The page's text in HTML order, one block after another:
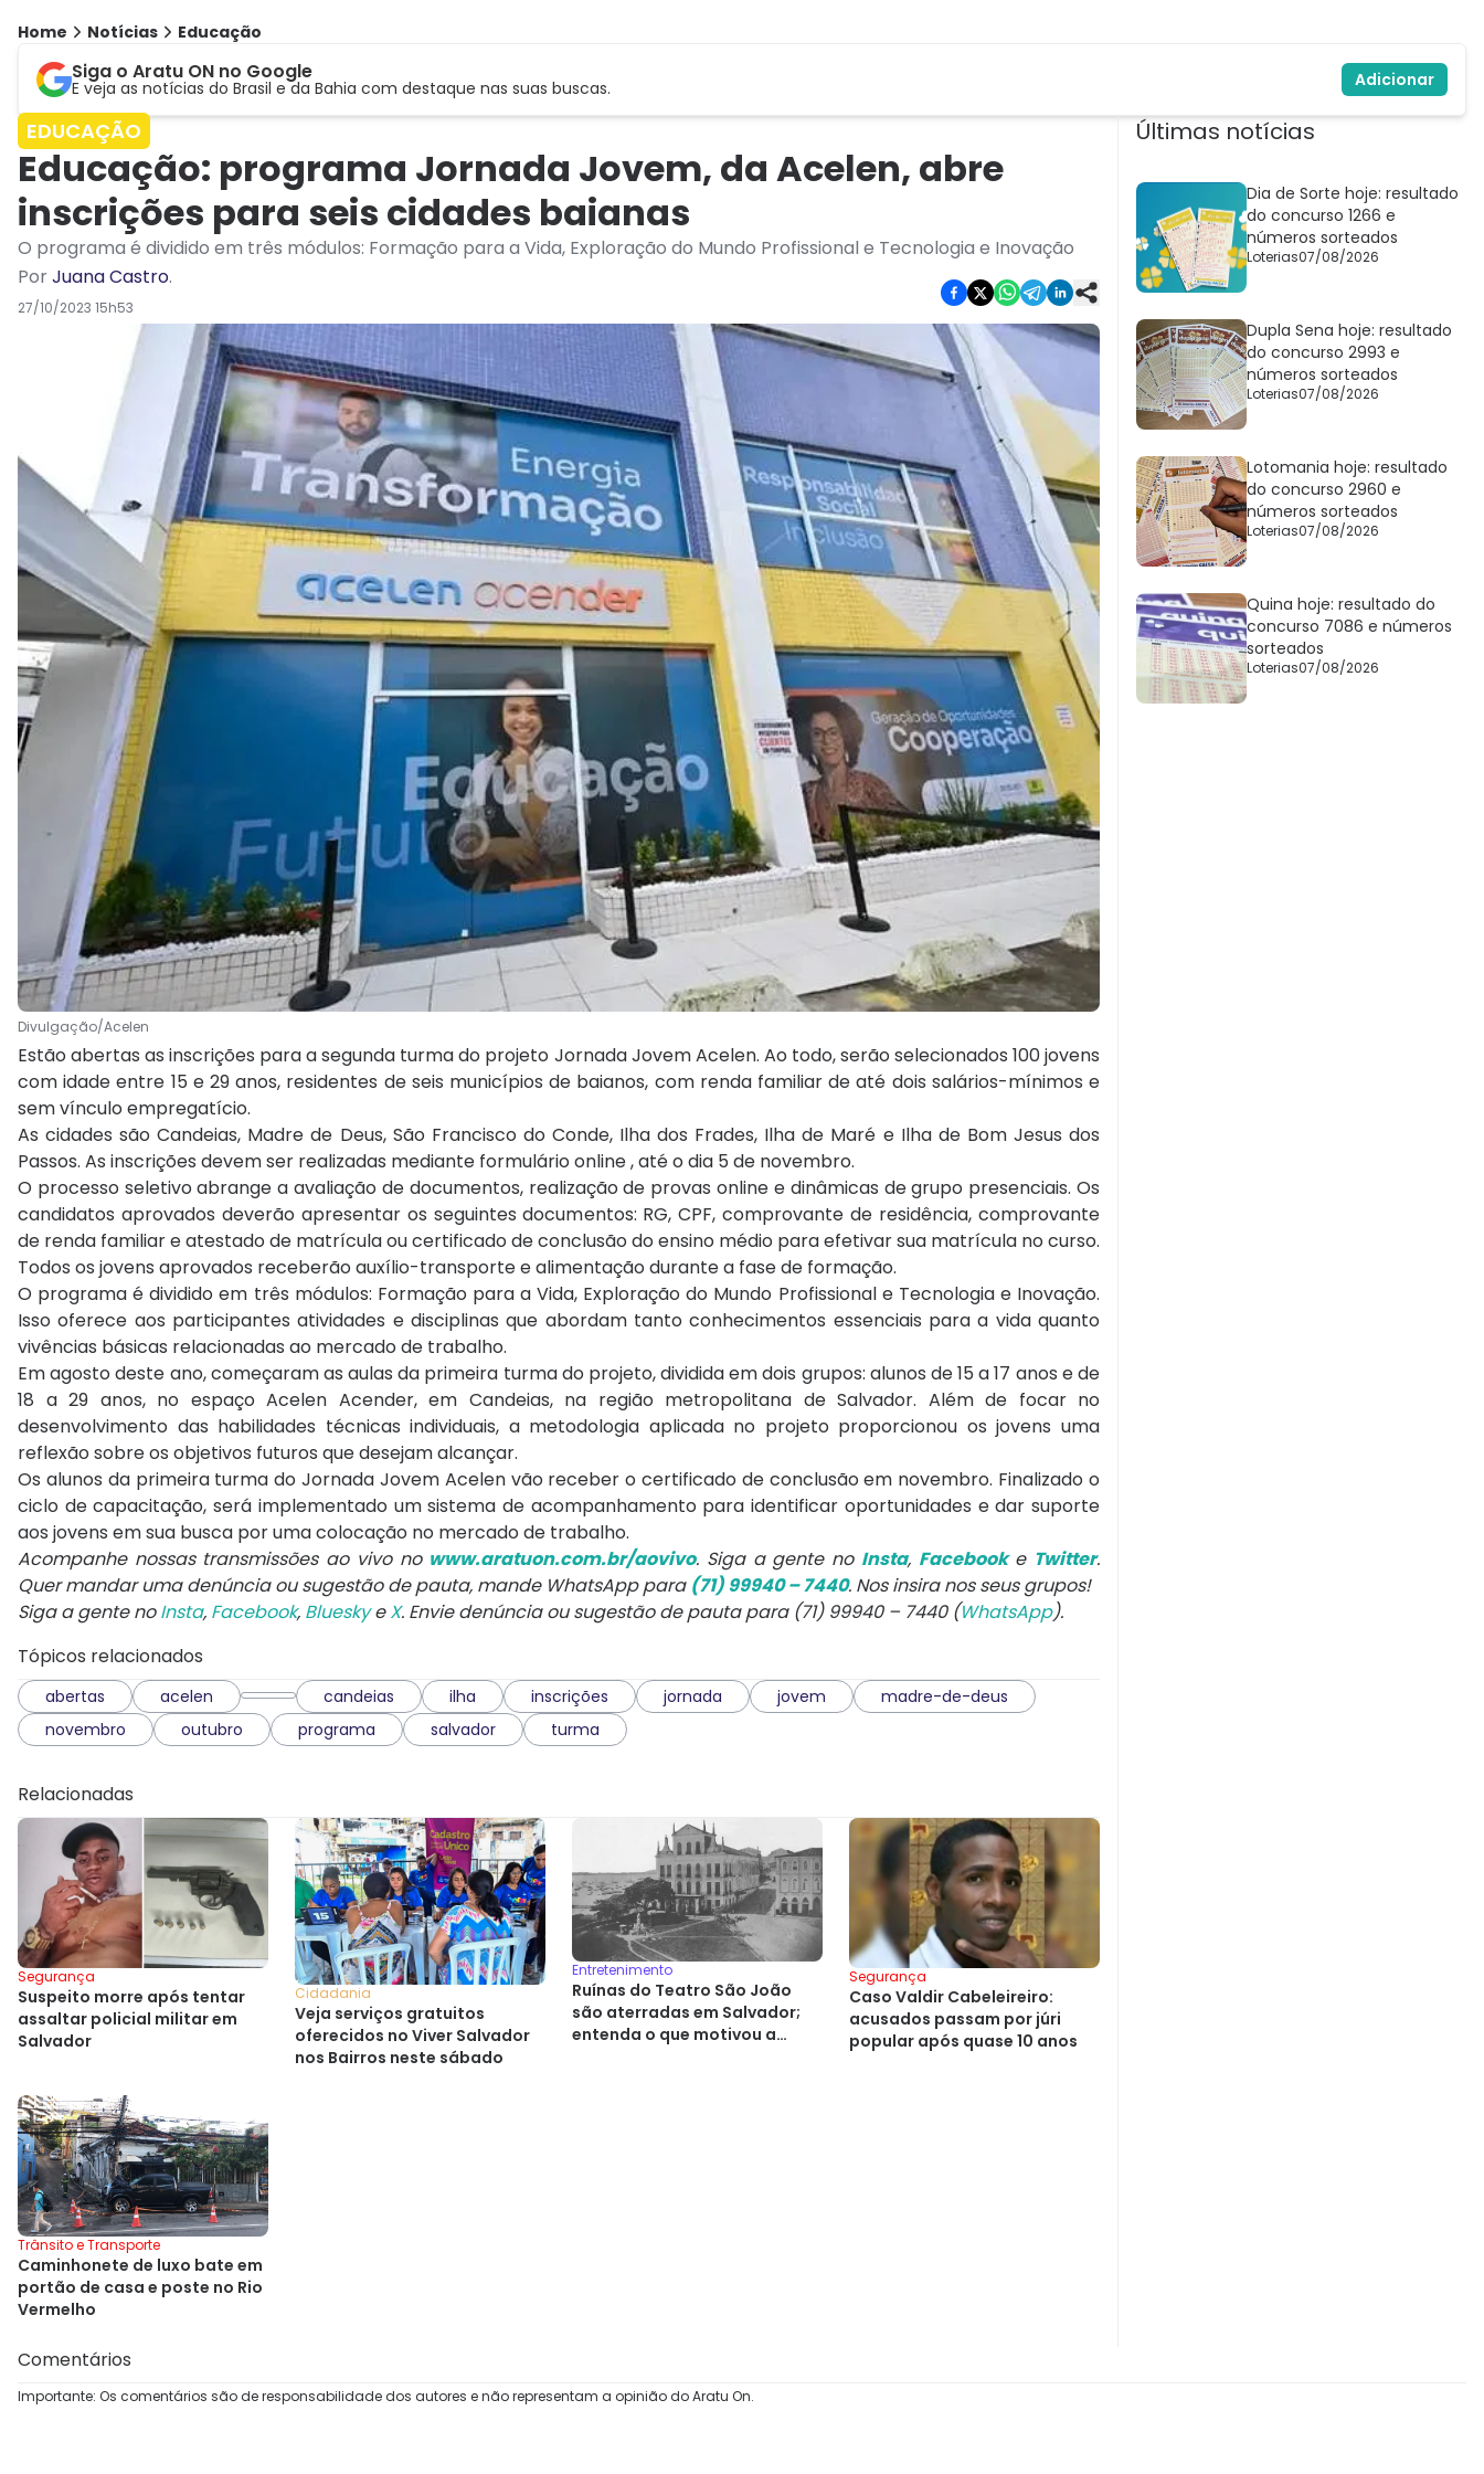
Home Notícias Educação
Siga o Aratu ON no Google
E veja as notícias do Brasil e da Bahia com destaque nas suas buscas. Adicionar
EDUCAÇÃO
Educação: programa Jornada Jovem, da Acelen, abre
inscrições para seis cidades baianas
O programa é dividido em três módulos: Formação para a Vida, Exploração do Mundo Profissional e Tecnologia e Inovação
PorJuana Castro.
27/10/2023 15h53
Divulgação/Acelen
Estão abertas as inscrições para a segunda turma do projeto Jornada Jovem Acelen. Ao todo, serão selecionados 100 jovens
com idade entre 15 e 29 anos, residentes de seis municípios de baianos, com renda familiar de até dois salários-mínimos e
sem vínculo empregatício.
As cidades são Candeias, Madre de Deus, São Francisco do Conde, Ilha dos Frades, Ilha de Maré e Ilha de Bom Jesus dos
Passos. As inscrições devem ser realizadas mediante formulário online, até o dia 5 de novembro.
O processo seletivo abrange a avaliação de documentos, realização de provas online e dinâmicas de grupo presenciais. Os
candidatos aprovados deverão apresentar os seguintes documentos: RG, CPF, comprovante de residência, comprovante
de renda familiar e atestado de matrícula ou certificado de conclusão do ensino médio para efetivar sua matrícula no curso.
Todos os jovens aprovados receberão auxílio-transporte e alimentação durante a fase de formação.
O programa é dividido em três módulos: Formação para a Vida, Exploração do Mundo Profissional e Tecnologia e Inovação.
Isso oferece aos participantes atividades e disciplinas que abordam tanto conhecimentos essenciais para a vida quanto
vivências básicas relacionadas ao mercado de trabalho.
Em agosto deste ano, começaram as aulas da primeira turma do projeto, dividida em dois grupos: alunos de 15 a 17 anos e de
18 a 29 anos, no espaço Acelen Acender, em Candeias, na região metropolitana de Salvador. Além de focar no
desenvolvimento das habilidades técnicas individuais, a metodologia aplicada no projeto proporcionou os jovens uma
reflexão sobre os objetivos futuros que desejam alcançar.
Os alunos da primeira turma do Jornada Jovem Acelen vão receber o certificado de conclusão em novembro. Finalizado o
ciclo de capacitação, será implementado um sistema de acompanhamento para identificar oportunidades e dar suporte
aos jovens em sua busca por uma colocação no mercado de trabalho.
Acompanhe nossas transmissões ao vivo no www.aratuon.com.br/aovivo. Siga a gente no Insta, Facebooke Twitter.
Quer mandar uma denúncia ou sugestão de pauta, mande WhatsApp para (71) 99940 – 7440. Nos insira nos seus grupos!
Siga a gente noInsta, Facebook, BlueskyeX. Envie denúncia ou sugestão de pauta para (71) 99940 – 7440 (WhatsApp).
Tópicos relacionados
abertas acelen candeias ilha inscrições jornada jovem
madre-de-deus
novembro
outubro programa salvador turma
Relacionadas
Segurança
Suspeito morre após tentar
assaltar policial militar em
Salvador
Cidadania
Veja serviços gratuitos
oferecidos no Viver Salvador
nos Bairros neste sábado
Entretenimento
Ruínas do Teatro São João
são aterradas em Salvador;
entenda o que motivou a
Segurança
Caso Valdir Cabeleireiro:
acusados passam por júri
popular após quase 10 anos
Trânsito e Transporte
Caminhonete de luxo bate em
portão de casa e poste no Rio
Vermelho
Últimas notícias
Dia de Sorte hoje: resultado
do concurso 1266 e
números sorteados
Loterias07/08/2026
Dupla Sena hoje: resultado
do concurso 2993 e
números sorteados
Loterias07/08/2026
Lotomania hoje: resultado
do concurso 2960 e
números sorteados
Loterias07/08/2026
Quina hoje: resultado do
concurso 7086 e números
sorteados
Loterias07/08/2026
Comentários
Importante: Os comentários são de responsabilidade dos autores e não representam a opinião do Aratu On.